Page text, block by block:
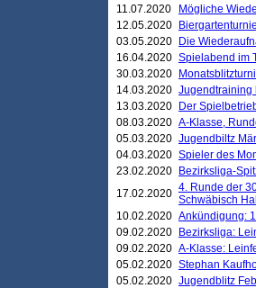
11.07.2020
Mögliche
12.05.2020
03.05.2020
Die
16.04.2020 Spielabend im
30.03.2020
14.03.2020 Jugendtraining
13.03.2020
Der
08.03.2020 A-Klasse,
05.03.2020 Jugendbiltz
04.03.2020 Spieler des
23.02.2020
Bezirksliga-
17.02.2020 4. Runde der
Schwäbisch
10.02.2020 Ankündigung:
09.02.2020
Bezirksliga:
09.02.2020 A-Klasse:
05.02.2020 Stephan
05.02.2020 Jugendblitz